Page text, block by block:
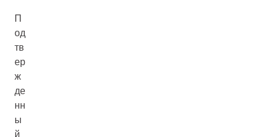
П
од
тв
ер
ж
де
нн
ы
й